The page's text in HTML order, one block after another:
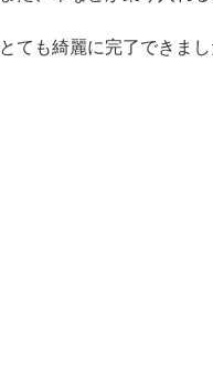
とても綺麗に完了できまし